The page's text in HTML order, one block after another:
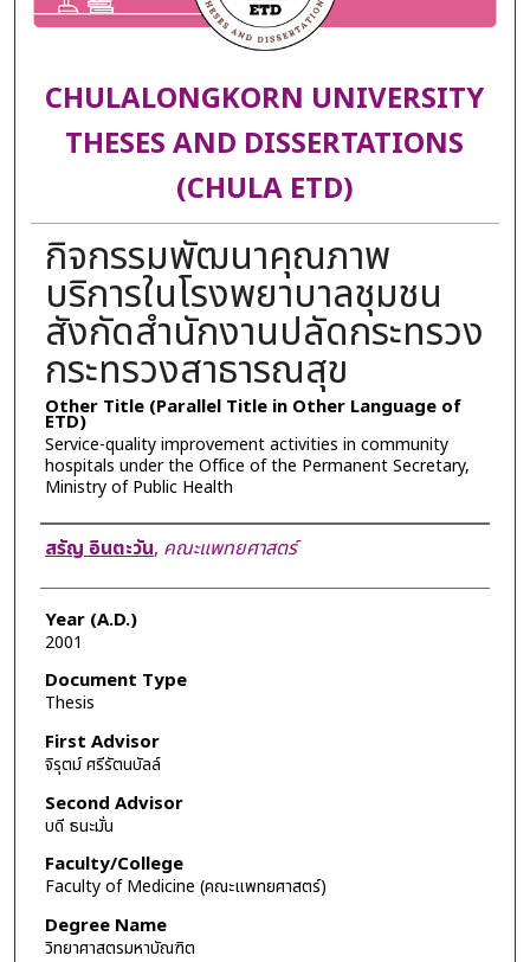
CHULALONGKORN UNIVERSITY
THESES AND DISSERTATIONS
(CHULA ETD)
กิจกรรมพัฒนาคุณภาพ
บริการในโรงพยาบาลชุมชน
สังกัดสำนักงานปลัดกระทรวง
กระทรวงสาธารณสุข
Other Title (Parallel Title in Other Language of
ETD)
Service-quality improvement activities in community
hospitals under the Office of the Permanent Secretary,
Ministry of Public Health
Author
สรัญ อินตะวัน, คณะแพทยศาสตร์
Year (A.D.)
2001
Document Type
Thesis
First Advisor
จิรุตม์ ศรีรัตนบัลล์
Second Advisor
บดี ธนะมั่น
Faculty/College
Faculty of Medicine (คณะแพทยศาสตร์)
Degree Name
วิทยาศาสตรมหาบัณฑิต